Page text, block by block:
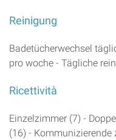
Reinigung
Badetücherwechsel
pro woche - Tägliche
Ricettività
Einzelzimmer (7) -
(16) -